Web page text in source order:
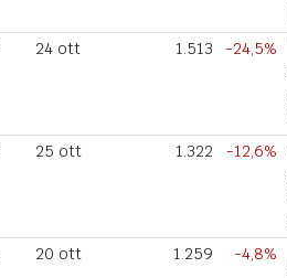
24 ott 1.513 -24,5%
25 ott 1.322 -12,6%
20 ott 1.259 -4,8%